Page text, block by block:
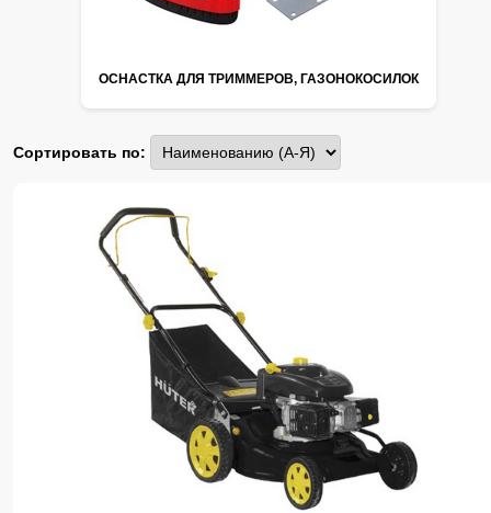
ОСНАСТКА ДЛЯ ТРИММЕРОВ, ГАЗОНОКОСИЛОК
Сортировать по: